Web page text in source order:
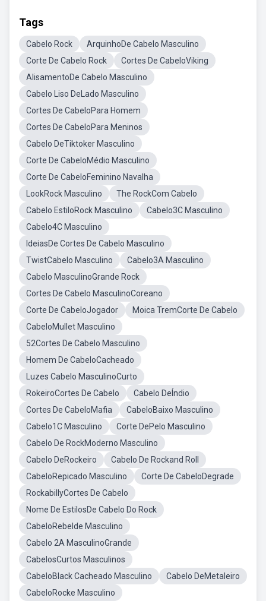
Tags
Cabelo Rock
ArquinhoDe Cabelo Masculino
Corte De Cabelo Rock
Cortes De CabeloViking
AlisamentoDe Cabelo Masculino
Cabelo Liso DeLado Masculino
Cortes De CabeloPara Homem
Cortes De CabeloPara Meninos
Cabelo DeTiktoker Masculino
Corte De CabeloMédio Masculino
Corte De CabeloFeminino Navalha
LookRock Masculino
The RockCom Cabelo
Cabelo EstiloRock Masculino
Cabelo3C Masculino
Cabelo4C Masculino
IdeiasDe Cortes De Cabelo Masculino
TwistCabelo Masculino
Cabelo3A Masculino
Cabelo MasculinoGrande Rock
Cortes De Cabelo MasculinoCoreano
Corte De CabeloJogador
Moica TremCorte De Cabelo
CabeloMullet Masculino
52Cortes De Cabelo Masculino
Homem De CabeloCacheado
Luzes Cabelo MasculinoCurto
RokeiroCortes De Cabelo
Cabelo DeÍndio
Cortes De CabeloMafia
CabeloBaixo Masculino
Cabelo1C Masculino
Corte DePelo Masculino
Cabelo De RockModerno Masculino
Cabelo DeRockeiro
Cabelo De Rockand Roll
CabeloRepicado Masculino
Corte De CabeloDegrade
RockabillyCortes De Cabelo
Nome De EstilosDe Cabelo Do Rock
CabeloRebelde Masculino
Cabelo 2A MasculinoGrande
CabelosCurtos Masculinos
CabeloBlack Cacheado Masculino
Cabelo DeMetaleiro
CabeloRocke Masculino